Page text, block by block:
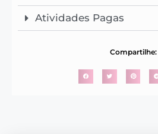
Atividades Pagas
Compartilhe: